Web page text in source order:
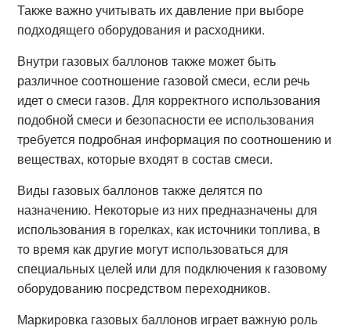
Также важно учитывать их давление при выборе
подходящего оборудования и расходники.
Внутри газовых баллонов также может быть
различное соотношение газовой смеси, если речь
идет о смеси газов. Для корректного использования
подобной смеси и безопасности ее использования
требуется подробная информация по соотношению и
веществах, которые входят в состав смеси.
Виды газовых баллонов также делятся по
назначению. Некоторые из них предназначены для
использования в горелках, как источники топлива, в
то время как другие могут использоваться для
специальных целей или для подключения к газовому
оборудованию посредством переходников.
Маркировка газовых баллонов играет важную роль